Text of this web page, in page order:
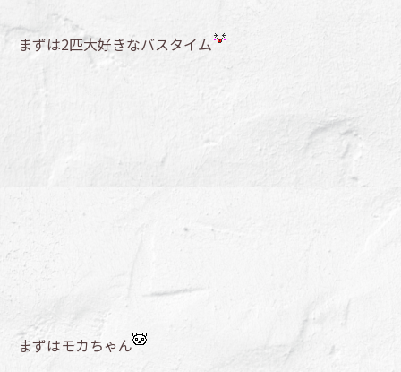
まずは2匹大好きなバスタイム
まずはモカちゃん